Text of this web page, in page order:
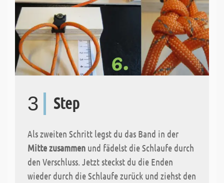
3 Step
Als zweiten Schritt legst du das Band in der
Mitte zusammen und fädelst die Schlaufe durch
den Verschluss. Jetzt steckst du die Enden
wieder durch die Schlaufe zurück und ziehst den